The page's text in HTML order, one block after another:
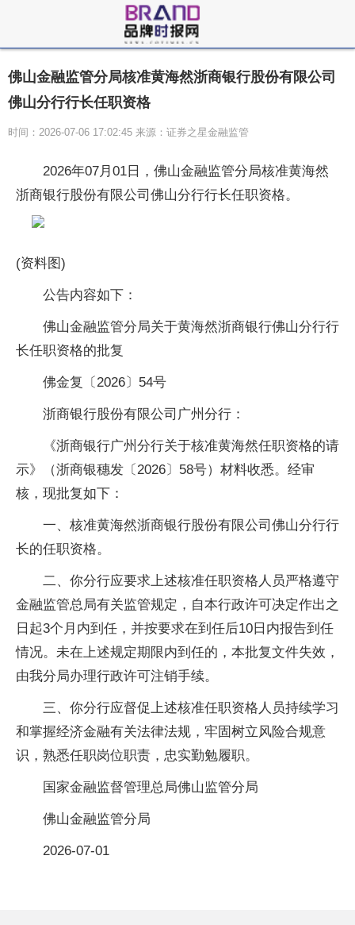
佛山金融监管分局核准黄海然浙商银行股份有限公司
佛山分行行长任职资格
时间：2026-07-06 17:02:45 来源：证券之星金融监管
2026年07月01日，佛山金融监管分局核准黄海然
浙商银行股份有限公司佛山分行行长任职资格。
(资料图)
公告内容如下：
佛山金融监管分局关于黄海然浙商银行佛山分行行
长任职资格的批复
佛金复〔2026〕54号
浙商银行股份有限公司广州分行：
《浙商银行广州分行关于核准黄海然任职资格的请
示》（浙商银穗发〔2026〕58号）材料收悉。经审
核，现批复如下：
一、核准黄海然浙商银行股份有限公司佛山分行行
长的任职资格。
二、你分行应要求上述核准任职资格人员严格遵守
金融监管总局有关监管规定，自本行政许可决定作出之
日起3个月内到任，并按要求在到任后10日内报告到任
情况。未在上述规定期限内到任的，本批复文件失效，
由我分局办理行政许可注销手续。
三、你分行应督促上述核准任职资格人员持续学习
和掌握经济金融有关法律法规，牢固树立风险合规意
识，熟悉任职岗位职责，忠实勤勉履职。
国家金融监督管理总局佛山监管分局
佛山金融监管分局
2026-07-01